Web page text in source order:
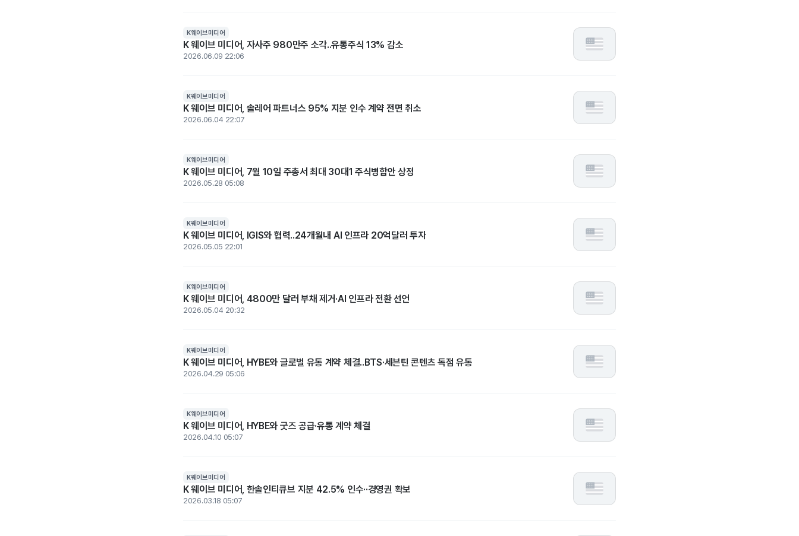
K웨이브미디어
K 웨이브 미디어, 자사주 980만주 소각..유통주식 13% 감소
2026.06.09 22:06
K웨이브미디어
K 웨이브 미디어, 솔레어 파트너스 95% 지분 인수 계약 전면 취소
2026.06.04 22:07
K웨이브미디어
K 웨이브 미디어, 7월 10일 주총서 최대 30대1 주식병합안 상정
2026.05.28 05:08
K웨이브미디어
K 웨이브 미디어, IGIS와 협력..24개월내 AI 인프라 20억달러 투자
2026.05.05 22:01
K웨이브미디어
K 웨이브 미디어, 4800만 달러 부채 제거·AI 인프라 전환 선언
2026.05.04 20:32
K웨이브미디어
K 웨이브 미디어, HYBE와 글로벌 유통 계약 체결..BTS·세븐틴 콘텐츠 독점 유통
2026.04.29 05:06
K웨이브미디어
K 웨이브 미디어, HYBE와 굿즈 공급·유통 계약 체결
2026.04.10 05:07
K웨이브미디어
K 웨이브 미디어, 한솔인티큐브 지분 42.5% 인수··경영권 확보
2026.03.18 05:07